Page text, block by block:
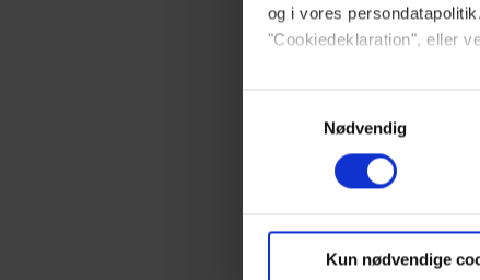
og i vores
"Cookiedeklaration", eller
Dine valg anvendes på
Vi ønsker dit samtykke til
markedsføring, så vi kan
Nødvendig
Kun nødvendige